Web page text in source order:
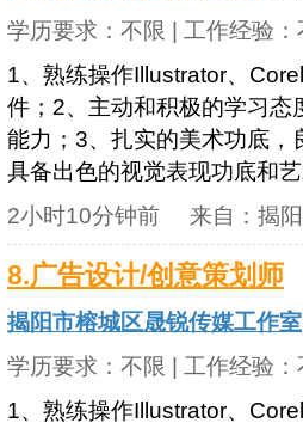
学历要求： 不限 | 工作经验：
1、熟练操作Illustrator、
件；2、主动和积极的学习态
能力；3、扎实的美术功底
具备出色的视觉表现功底和
2小时10分钟前 来自： 揭
8.广告设计/创意策划师
揭阳市榕城区晟锐传媒工作室
学历要求： 不限 | 工作经验：
1、熟练操作Illustrator、